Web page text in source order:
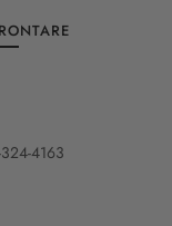
4163